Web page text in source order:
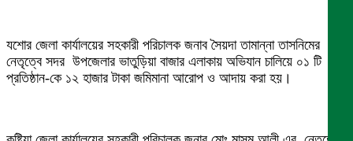
যশোর জেলা কার্যালয়ের সহকারী পরিচালক জনাব সৈয়দা তামান্না তাসনিমের
নেতৃত্বে সদর উপজেলার ভাতুড়িয়া বাজার এলাকায় অভিযান চালিয়ে ০১ টি
প্রতিষ্ঠান-কে ১২ হাজার টাকা জমিমানা আরোপ ও আদায় করা হয়।